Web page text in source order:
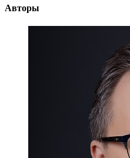
Авторы